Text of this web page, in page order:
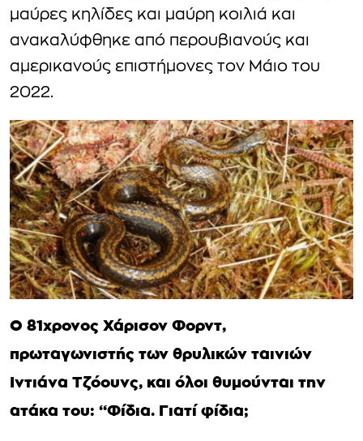
μαύρες κηλίδες και μαύρη κοιλιά και
ανακαλύφθηκε από περουβιανούς και
αμερικανούς επιστήμονες τον Μάιο του
2022.
Ο 81χρονος Χάρισον Φορντ,
πρωταγωνιστής των θρυλικών ταινιών
Ιντιάνα Τζόουνς, και όλοι θυμούνται την
ατάκα του: “Φίδια. Γιατί φίδια;